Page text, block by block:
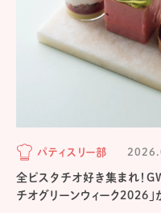
パティスリー部
全ピスタチオ好き集まれ！
チオグリーンウィーク2026